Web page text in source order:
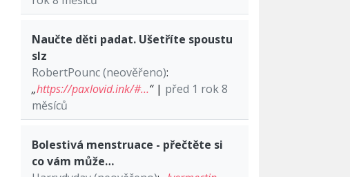
Naučte děti padat. Ušetříte spoustu
slz
RobertPounc (neověřeno):
„https://paxlovid.ink/#…“| před 1 rok 8
měsíců
Bolestivá menstruace - přečtěte si
co vám může…